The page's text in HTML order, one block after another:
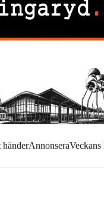
händerAnnonseraVeckans